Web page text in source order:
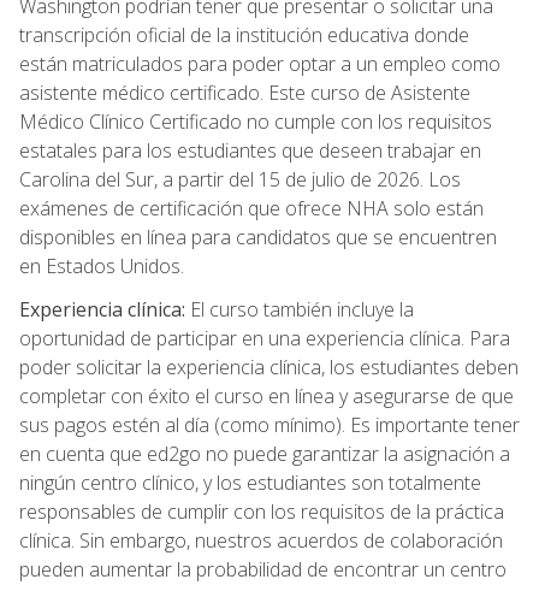
Washington podrían tener que presentar o solicitar una
transcripción oficial de la institución educativa donde
están matriculados para poder optar a un empleo como
asistente médico certificado. Este curso de Asistente
Médico Clínico Certificado no cumple con los requisitos
estatales para los estudiantes que deseen trabajar en
Carolina del Sur, a partir del 15 de julio de 2026. Los
exámenes de certificación que ofrece NHA solo están
disponibles en línea para candidatos que se encuentren
en Estados Unidos.
Experiencia clínica: El curso también incluye la
oportunidad de participar en una experiencia clínica. Para
poder solicitar la experiencia clínica, los estudiantes deben
completar con éxito el curso en línea y asegurarse de que
sus pagos estén al día (como mínimo). Es importante tener
en cuenta que ed2go no puede garantizar la asignación a
ningún centro clínico, y los estudiantes son totalmente
responsables de cumplir con los requisitos de la práctica
clínica. Sin embargo, nuestros acuerdos de colaboración
pueden aumentar la probabilidad de encontrar un centro